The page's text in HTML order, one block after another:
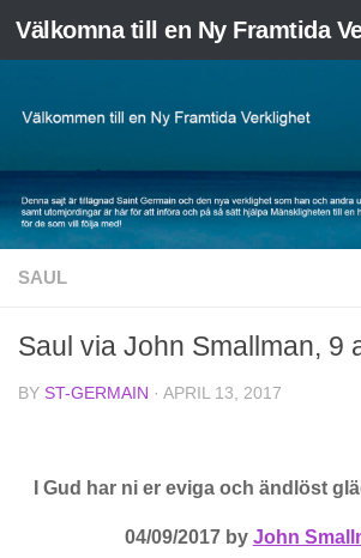
Skip to content
SAUL
Saul via John Smallman, 9
BY ST-GERMAIN · APRIL 13, 2017
I Gud har ni er eviga och ändlöst
04/09/2017 by John